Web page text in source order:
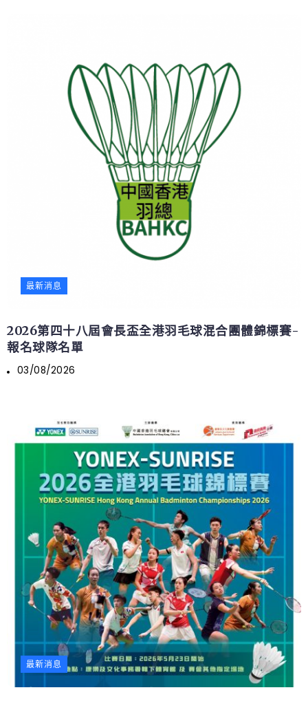
最新消息
2026第四十八屆會長盃全港羽毛球混合團體錦標賽-
報名球隊名單
03/08/2026
最新消息